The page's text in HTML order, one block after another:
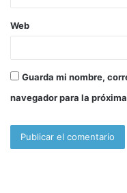
Web
Guarda mi nombre,
navegador para la